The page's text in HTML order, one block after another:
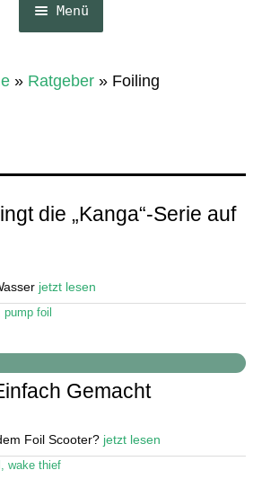
Menü
» Ratgeber» Foiling
die „Kanga“-Serie auf
jetzt lesen
pump foil
Gemacht
Foil Scooter? jetzt lesen
, wake thief